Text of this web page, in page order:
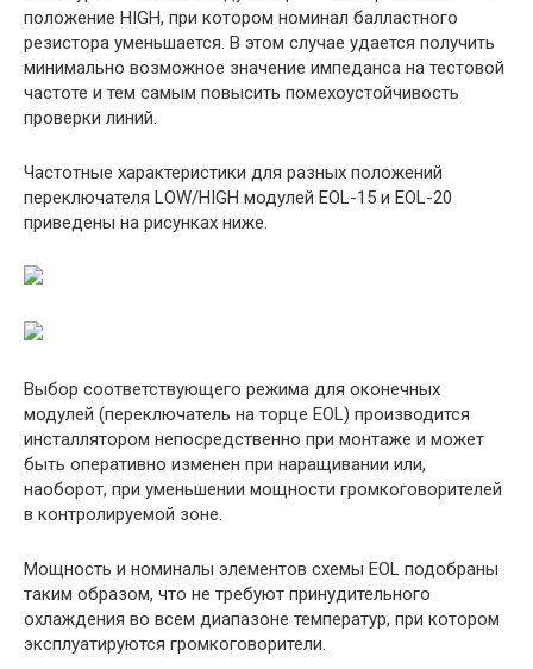
положение HIGH, при котором номинал балластного
резистора уменьшается. В этом случае удается получить
минимально возможное значение импеданса на тестовой
частоте и тем самым повысить помехоустойчивость
проверки линий.
Частотные характеристики для разных положений
переключателя LOW/HIGH модулей EOL-15 и EOL-20
приведены на рисунках ниже.
Выбор соответствующего режима для оконечных
модулей (переключатель на торце EOL) производится
инсталлятором непосредственно при монтаже и может
быть оперативно изменен при наращивании или,
наоборот, при уменьшении мощности громкоговорителей
в контролируемой зоне.
Мощность и номиналы элементов схемы EOL подобраны
таким образом, что не требуют принудительного
охлаждения во всем диапазоне температур, при котором
эксплуатируются громкоговорители.